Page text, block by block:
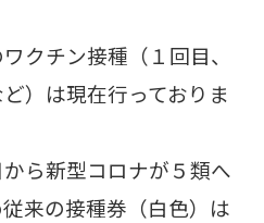
クチン接種（１回目、
）は現在行っておりま
ら新型コロナが５類へ
来の接種券（白色）は